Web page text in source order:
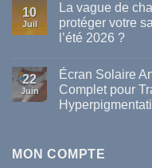
sur
meilleures
marques
disponibles
en
Tunisie
10
Juil
La vague de
protéger votre
l’été 2026 ?
sur
La
vague
de
comment
22
Juin
Écran Solaire
Complet pour
Écran
Solaire
MON COMPTE